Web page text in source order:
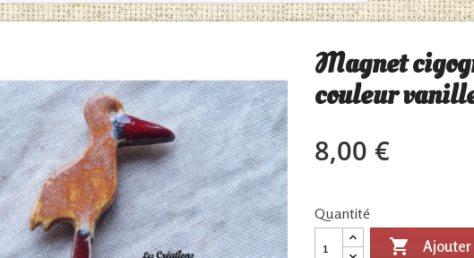
Magnet
couleur
8,00 €
Quantité
 Ajouter